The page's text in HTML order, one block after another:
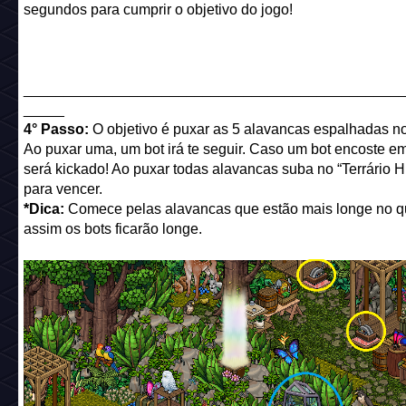
segundos para cumprir o objetivo do jogo!
4° Passo: O objetivo é puxar as 5 alavancas espalhadas
Ao puxar uma, um bot irá te seguir. Caso um bot encoste
será kickado! Ao puxar todas alavancas suba no “Terrário
para vencer.
*Dica: Comece pelas alavancas que estão mais longe no
assim os bots ficarão longe.